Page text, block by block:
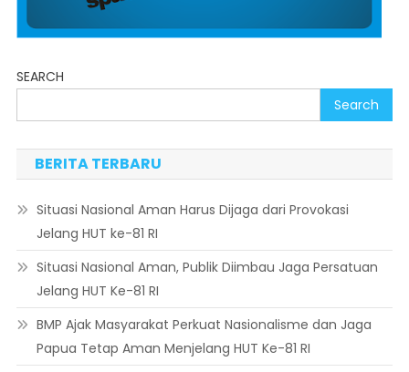
SEARCH
Search
BERITA TERBARU
Situasi Nasional Aman Harus Dijaga dari Provokasi
Jelang HUT ke-81 RI
Situasi Nasional Aman, Publik Diimbau Jaga Persatuan
Jelang HUT Ke-81 RI
BMP Ajak Masyarakat Perkuat Nasionalisme dan Jaga
Papua Tetap Aman Menjelang HUT Ke-81 RI